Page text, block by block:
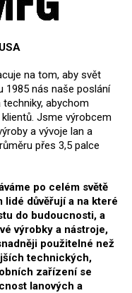
na tom, aby svět
1985 nás naše poslání
abychom
Jsme výrobcem
a vývoje lan a
přes 3,5 palce
po celém světě
lidé důvěřují a na které
do budoucnosti, a
výrobky a nástroje,
použitelné než
technických,
zařízení se
lanových a